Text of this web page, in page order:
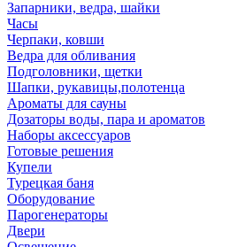
Запарники, ведра, шайки
Часы
Черпаки, ковши
Ведра для обливания
Подголовники, щетки
Шапки, рукавицы,полотенца
Ароматы для сауны
Дозаторы воды, пара и ароматов
Наборы аксессуаров
Готовые решения
Купели
Турецкая баня
Оборудование
Парогенераторы
Двери